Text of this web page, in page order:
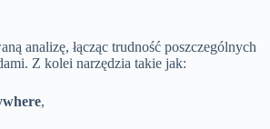
analizę, łącząc trudność poszczególnych
Z kolei narzędzia takie jak:
,